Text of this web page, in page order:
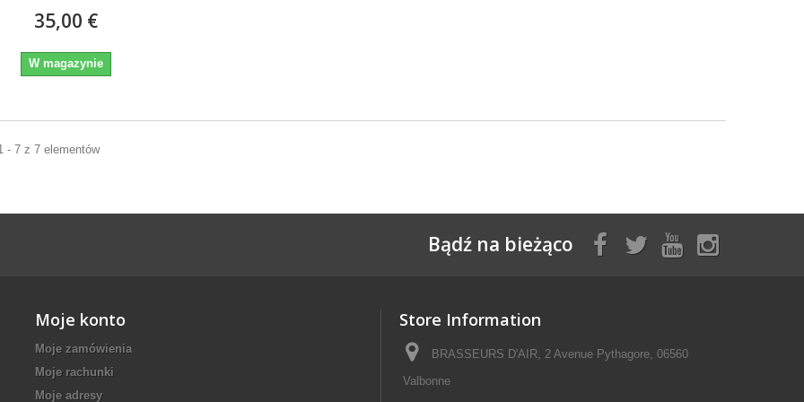
35,00 €
W magazynie
- 7 z 7 elementów
Bądź na bieżąco
Moje konto
Moje zamówienia
Moje rachunki
Moje adresy
Store Information
BRASSEURS D'AIR, 2 Avenue Pythagore, 06560
Valbonne